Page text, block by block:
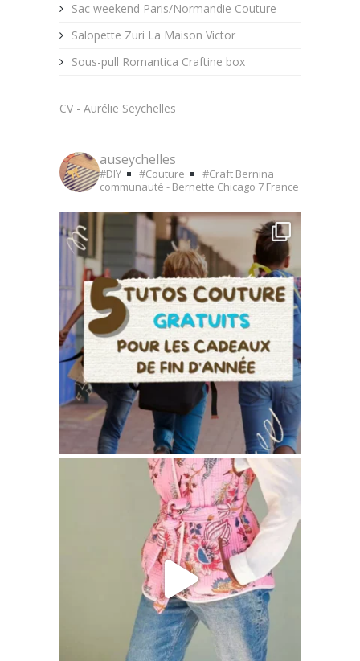
Sac weekend Paris/Normandie Couture
Salopette Zuri La Maison Victor
Sous-pull Romantica Craftine box
CV - Aurélie Seychelles
auseychelles
#DIY #Couture #Craft Bernina
communauté - Bernette Chicago 7 France